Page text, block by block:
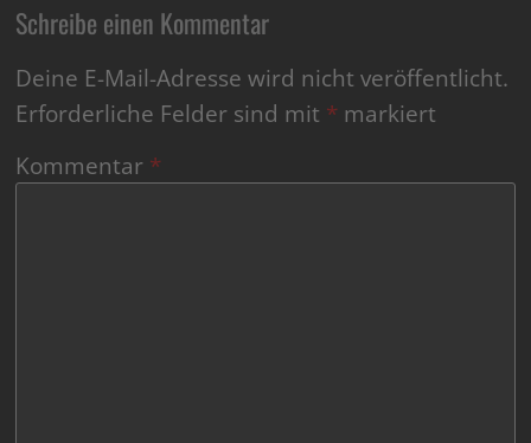
Schreibe einen Kommentar
Deine E-Mail-Adresse wird nicht veröffentlicht.
Erforderliche Felder sind mit * markiert
Kommentar *